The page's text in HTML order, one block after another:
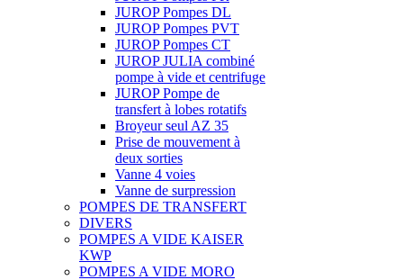
JUROP Pompes DL
JUROP Pompes PVT
JUROP Pompes CT
JUROP JULIA combiné
pompe à vide et centrifuge
JUROP Pompe de
transfert à lobes rotatifs
Broyeur seul AZ 35
Prise de mouvement à
deux sorties
Vanne 4 voies
Vanne de surpression
POMPES DE TRANSFERT
DIVERS
POMPES A VIDE KAISER
KWP
POMPES A VIDE MORO